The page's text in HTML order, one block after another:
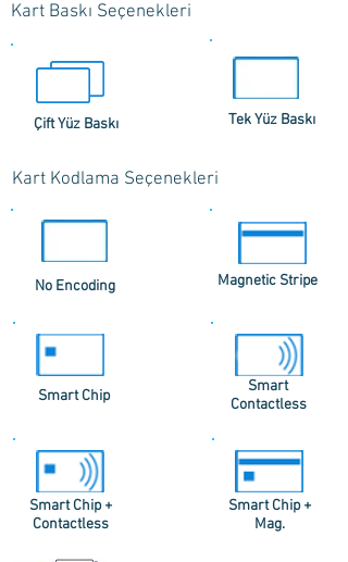
Kart Baskı Seçenekleri
Çift Yüz Baskı Tek Yüz Baskı
Kart Kodlama Seçenekleri
No Encoding
Smart Chip
Smart Chip +
Contactless
Magnetic Stripe
Smart
Contactless
Smart Chip +
Mag.